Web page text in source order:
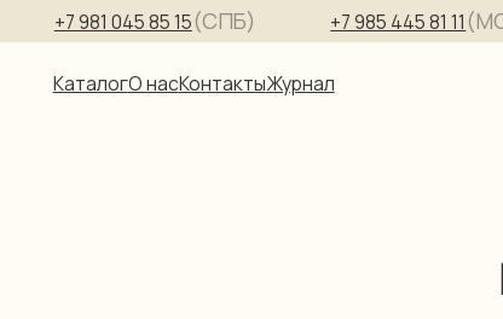
КаталогО насКонтактыЖурнал
+7 985 445 81 11(МСК)
+7 981 045 85 15 (СПБ)